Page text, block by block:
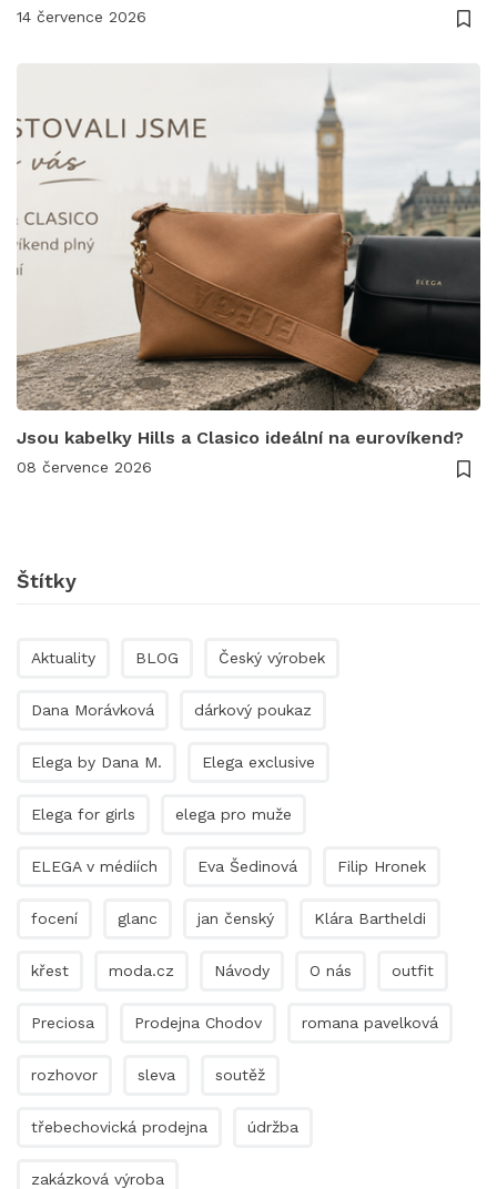
14 července 2026
Jsou kabelky Hills a Clasico ideální na eurovíkend?
08 července 2026
Štítky
Aktuality BLOG Český výrobek
Dana Morávková dárkový poukaz
Elega by Dana M. Elega exclusive
Elega for girls elega pro muže
ELEGA v médiích Eva Šedinová Filip Hronek
focení glanc jan čenský Klára Bartheldi
křest moda.cz Návody O nás outfit
Preciosa Prodejna Chodov romana pavelková
rozhovor sleva soutěž
třebechovická prodejna údržba
zakázková výroba